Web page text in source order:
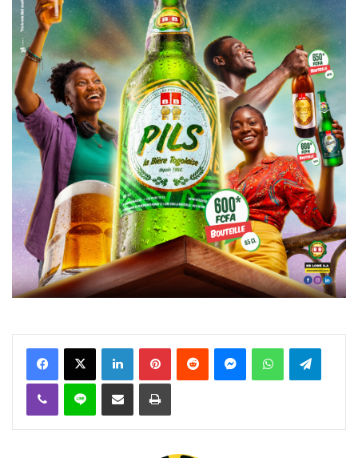
FacebookX Linkedin PinterestReddit MessengerWhatsAppTelegram
Viber Ligne Partager par email Imprimer